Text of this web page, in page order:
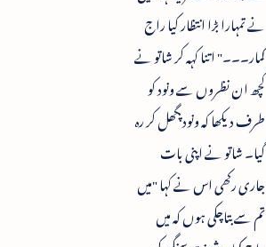
نے تمہارا بڑا انتظار کیا راج
کمار۔۔۔" اتنا کہہ کر شاتو نے
کچھ ان نظروں سے ونود کو
طرف دیکھا کہ ونود پگھل کر رہ
گیا۔ شاتو نے اپنی بات
جاری رکھی اس نے کہا "میں
تم سے بتاچکی ہوں کہ میں